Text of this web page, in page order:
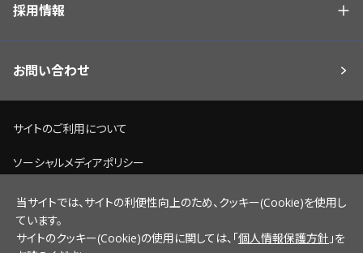
採用情報
お問い合わせ
サイトのご利用について
ソーシャルメディアポリシー
個人情報保護方針
脆弱性情報開示ポリシー
当サイトでは、サイトの利便性向上のため、クッキー(Cookie)を使用し
ています。
サイトのクッキー(Cookie)の使用に関しては、「個人情報保護方針 」を